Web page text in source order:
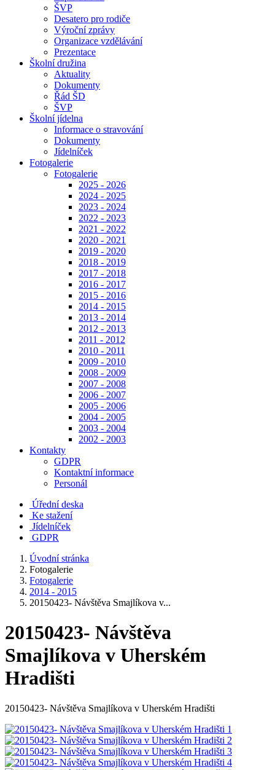
ŠVP
Desatero pro rodiče
Výroční zprávy
Organizace vzdělávání
Prezentace
Školní družina
Aktuality
Dokumenty
Řád ŠD
ŠVP
Školní jídelna
Informace o stravování
Dokumenty
Jídelníček
Fotogalerie
Fotogalerie
2025 - 2026
2024 - 2025
2023 - 2024
2022 - 2023
2021 - 2022
2020 - 2021
2019 - 2020
2018 - 2019
2017 - 2018
2016 - 2017
2015 - 2016
2014 - 2015
2013 - 2014
2012 - 2013
2011 - 2012
2010 - 2011
2009 - 2010
2008 - 2009
2007 - 2008
2006 - 2007
2005 - 2006
2004 - 2005
2003 - 2004
2002 - 2003
Kontakty
GDPR
Kontaktní informace
Personál
Úřední deska
Ke stažení
Jídelníček
GDPR
Úvodní stránka
Fotogalerie
Fotogalerie
2014 - 2015
20150423- Návštěva Smajlíkova v...
20150423- Návštěva
Smajlíkova v Uherském
Hradišti
20150423- Návštěva Smajlíkova v Uherském Hradišti